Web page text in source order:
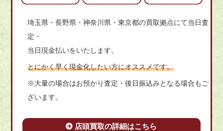
埼玉県・長野県・神奈川県・東京都の買取拠点にて当日査
定・
当日現金払いをいたします。
とにかく早く現金化したい方にオススメです。
※大量の場合はお預かり査定・後日振込みとなる場合もご
ざいます。
店頭買取の詳細はこちら